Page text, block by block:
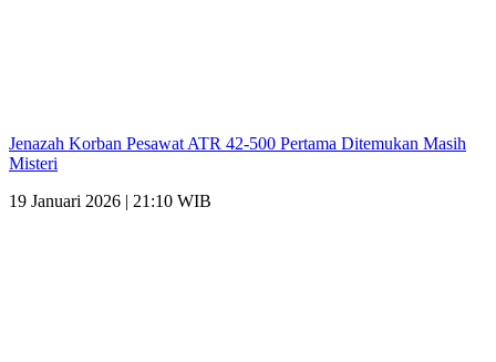
Jenazah Korban Pesawat ATR 42-500 Pertama Ditemukan Masih
Misteri
19 Januari 2026 | 21:10 WIB